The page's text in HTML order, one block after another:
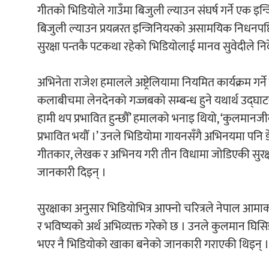
गीतको भिडियोले गाउँमा बिजुली ल्याउन संघर्ष गर्ने एक
बिजुली ल्याउन प्रयत्नरत इन्जिनियरको असामयिक
सुरक्षा पन्तकै पटकथा रहेको भिडियोलाई मानव सुवेदीले
अभिनेता राजेश हमालले अष्ट्रेलियामा नियमित कार्यक्रम
कलाबीचमा लेनदेनको गज्जबको सम्बन्ध हुने यथार्थ
हामी थप प्रभावित हुन्छौँ’ हमालको भनाइ थियो,
प्रभावित भयौँ ।’ उनले भिडियोमा गायनसँगै अभिनयमा
गीतकार, लेखक र अभिनय गरी तीन विधामा जोडिएकी
जानकारी दिइन् ।
सुरक्षाका अनुसार भिडियोभित्र आफ्नो चरित्रले नेपाल
र भविष्यको अर्थ अभिव्यक्त गरेको छ । उनले कुलमान
भएर नै भिडियोको खाका बनेको जानकारी गराएकी थिइन् ।